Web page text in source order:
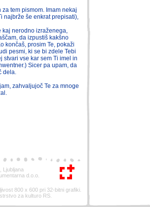
tem pismom. Imam nekaj
najbrže še enkrat prepisati),
kaj nerodno izraženega,
da izpustiš kakšno
končaš, prosim Te, pokaži
pesmi, ki se bi zdele Tebi
stvari vse kar sem Ti imel in
Sicer pa upam, da
dela.
zahvaljujoč Te za mnoge
Ljubljana
d.o.o.
800 x 600 pri 32-bitni grafiki.
za kulturo RS.